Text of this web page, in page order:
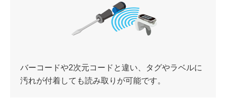
バーコードや2次元コードと違い、タグやラベルに
汚れが付着しても読み取りが可能です。